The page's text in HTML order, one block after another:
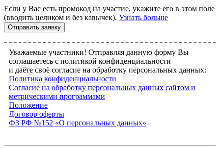
Если у Вас есть промокод на участие, укажите его в этом поле
(вводить целиком и без кавычек). Узнать больше
Уважаемые участники! Отправляя данную форму Вы
соглашаетесь с политикой конфиденциальности
и даёте своё согласие на обработку персональных данных:
Политика конфиденциальности
Согласие на обработку персональных данных сайтом и
метрическими программами
Положение
Договор оферты
ФЗ РФ №152 «О персональных данных»